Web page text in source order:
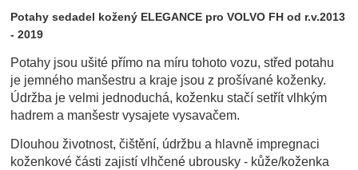
Potahy sedadel kožený ELEGANCE pro VOLVO FH od r.v.2013
- 2019
Potahy jsou ušité přímo na míru tohoto vozu, střed potahu
je jemného manšestru a kraje jsou z prošívané koženky.
Údržba je velmi jednoduchá, koženku stačí setřít vlhkým
hadrem a manšestr vysajete vysavačem.
Dlouhou životnost, čištění, údržbu a hlavně impregnaci
koženkové části zajistí vlhčené ubrousky - kůže/koženka